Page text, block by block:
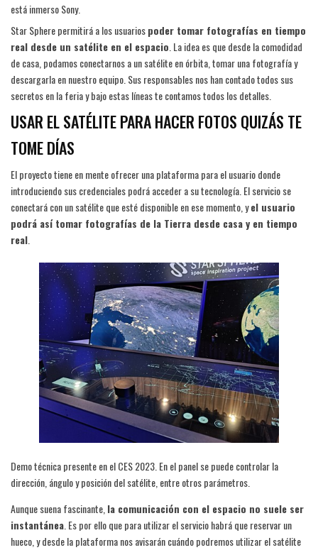
está inmerso Sony.
Star Sphere permitirá a los usuariospoder tomar fotografías en tiempo
real desde un satélite en el espacio . La idea es que desde la comodidad
de casa, podamos conectarnos a un satélite en órbita, tomar una fotografía y
descargarla en nuestro equipo. Sus responsables nos han contado todos sus
secretos en la feria y bajo estas líneas te contamos todos los detalles.
USAR EL SATÉLITE PARA HACER FOTOS QUIZÁS TE
TOME DÍAS
El proyecto tiene en mente ofrecer una plataforma para el usuario donde
introduciendo sus credenciales podrá acceder a su tecnología. El servicio se
conectará con un satélite que esté disponible en ese momento, yel usuario
podrá así tomar fotografías de la Tierra desde casa y en tiempo
real
Demo técnica presente en el CES 2023. En el panel se puede controlar la
dirección, ángulo y posición del satélite, entre otros parámetros.
Aunque suena fascinante, la comunicación con el espacio no suele ser
instantánea . Es por ello que para utilizar el servicio habrá que reservar un
hueco, y desde la plataforma nos avisarán cuándo podremos utilizar el satélite